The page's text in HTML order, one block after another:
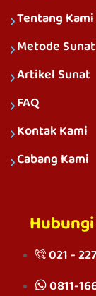
Tentang Kami
Metode Sunat
Artikel Sunat
FAQ
Kontak Kami
Cabang Kami
021 -
0811-